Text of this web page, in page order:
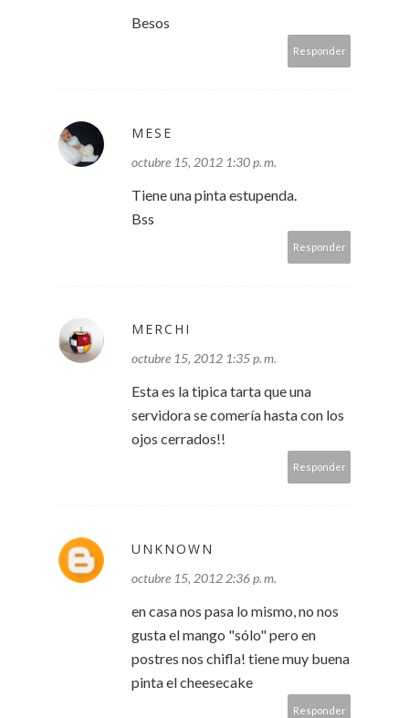
Besos
Responder
MESE
octubre 15, 2012 1:30 p. m.
Tiene una pinta estupenda.
Bss
Responder
MERCHI
octubre 15, 2012 1:35 p. m.
Esta es la tipica tarta que una
servidora se comería hasta con los
ojos cerrados!!
Responder
UNKNOWN
octubre 15, 2012 2:36 p. m.
en casa nos pasa lo mismo, no nos
gusta el mango "sólo" pero en
postres nos chifla! tiene muy buena
pinta el cheesecake
Responder